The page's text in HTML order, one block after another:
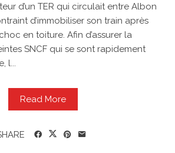
d’un TER qui circulait entre Albon
d’immobiliser son train après
en toiture. Afin d’assurer la
SNCF qui se sont rapidement
l...
Read More